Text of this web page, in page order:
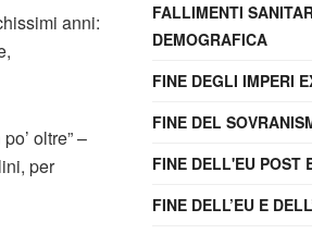
anni:
oltre” –
per
FALLIMENTI
DEMOGRAFICA
FINE DEGLI IMPERI
FINE DEL
FINE DELL'EU POST
FINE DELL’EU E